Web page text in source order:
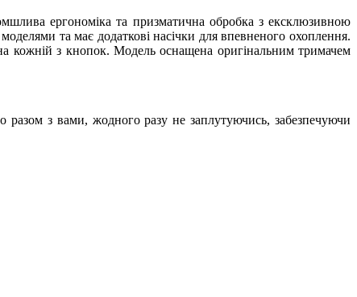
ергономіка та призматична обробка з ексклюзивною
та має додаткові насічки для впевненого охоплення.
кожній з кнопок. Модель оснащена оригінальним тримачем
з вами, жодного разу не заплутуючись, забезпечуючи